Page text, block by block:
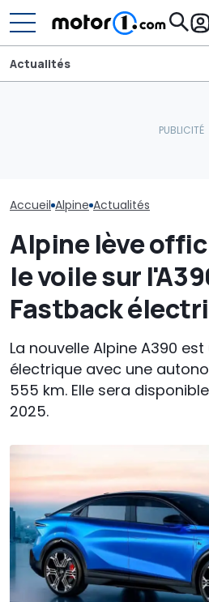
Actualités
Accueil Alpine Actualités
Alpine lève
le voile sur
Fastback
La nouvelle Alpine A390
électrique avec une
555 km. Elle sera
2025.